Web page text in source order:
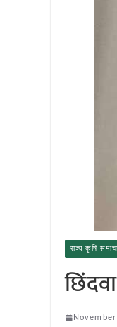
राज्य कृषि